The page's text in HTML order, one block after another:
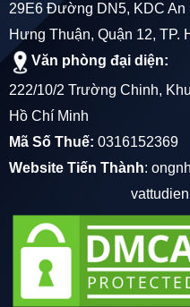
29E6 Đường DN5, KDC
Hưng Thuận, Quận 12, TP.
Văn phòng đại diện:
222/10/2 Trường Chinh,
Hồ Chí Minh
Mã Số Thuế: 0316152369
Website Tiến Thành: